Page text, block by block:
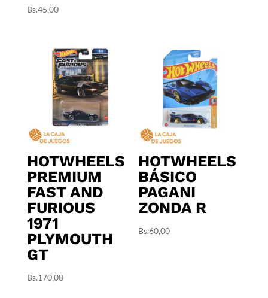
Bs.45,00
HOTWHEELS
PREMIUM
FAST AND
FURIOUS
1971
PLYMOUTH
GT
Bs.170,00
HOTWHEELS
BÁSICO
PAGANI
ZONDA R
Bs.60,00